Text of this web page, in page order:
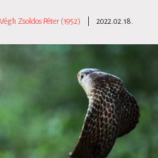
Végh Zsoldos Péter (1952) 2022.02.18.